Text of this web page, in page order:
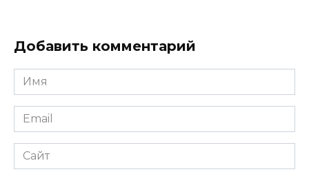
Добавить комментарий
Имя
Email
Сайт